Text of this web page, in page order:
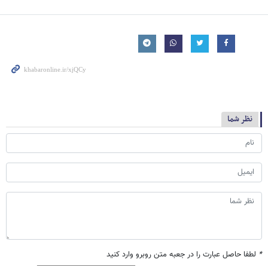
نظر شما
* لطفا حاصل عبارت را در جعبه متن روبرو وارد کنید